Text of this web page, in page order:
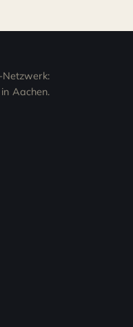
Aachen.